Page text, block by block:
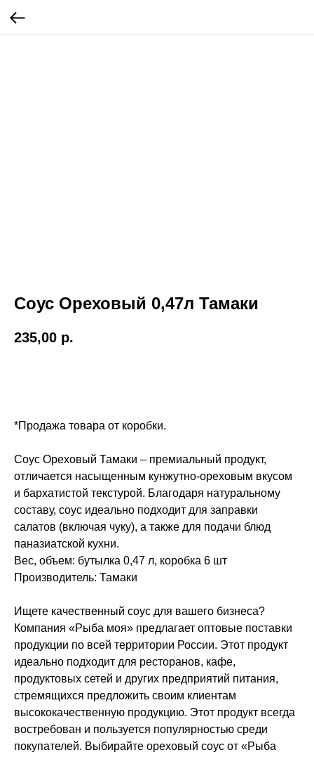
Соус Ореховый 0,47л Тамаки
235,00 р.
*Продажа товара от коробки.
Соус Ореховый Тамаки – премиальный продукт,
отличается насыщенным кунжутно-ореховым вкусом
и бархатистой текстурой. Благодаря натуральному
составу, соус идеально подходит для заправки
салатов (включая чуку), а также для подачи блюд
паназиатской кухни.
Вес, объем: бутылка 0,47 л, коробка 6 шт
Производитель: Тамаки
Ищете качественный соус для вашего бизнеса?
Компания «Рыба моя» предлагает оптовые поставки
продукции по всей территории России. Этот продукт
идеально подходит для ресторанов, кафе,
продуктовых сетей и других предприятий питания,
стремящихся предложить своим клиентам
высококачественную продукцию. Этот продукт всегда
востребован и пользуется популярностью среди
покупателей. Выбирайте ореховый соус от «Рыба